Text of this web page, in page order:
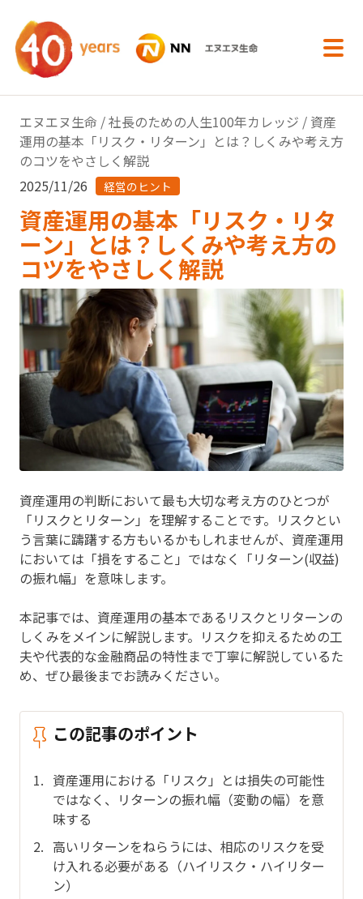
エヌエヌ生命 /社長のための人生100年カレッジ / 資産
運用の基本「リスク・リターン」とは？しくみや考え方
のコツをやさしく解説
2025/11/26
経営のヒント
資産運用の基本「リスク・リタ
ーン」とは？しくみや考え方の
コツをやさしく解説
資産運用の判断において最も大切な考え方のひとつが
「リスクとリターン」を理解することです。リスクとい
う言葉に躊躇する方もいるかもしれませんが、資産運用
においては「損をすること」ではなく「リターン(収益)
の振れ幅」を意味します。
本記事では、資産運用の基本であるリスクとリターンの
しくみをメインに解説します。リスクを抑えるための工
夫や代表的な金融商品の特性まで丁寧に解説しているた
め、ぜひ最後までお読みください。
この記事のポイント
資産運用における「リスク」とは損失の可能性
ではなく、リターンの振れ幅（変動の幅）を意
味する
高いリターンをねらうには、相応のリスクを受
け入れる必要がある（ハイリスク・ハイリター
ン）